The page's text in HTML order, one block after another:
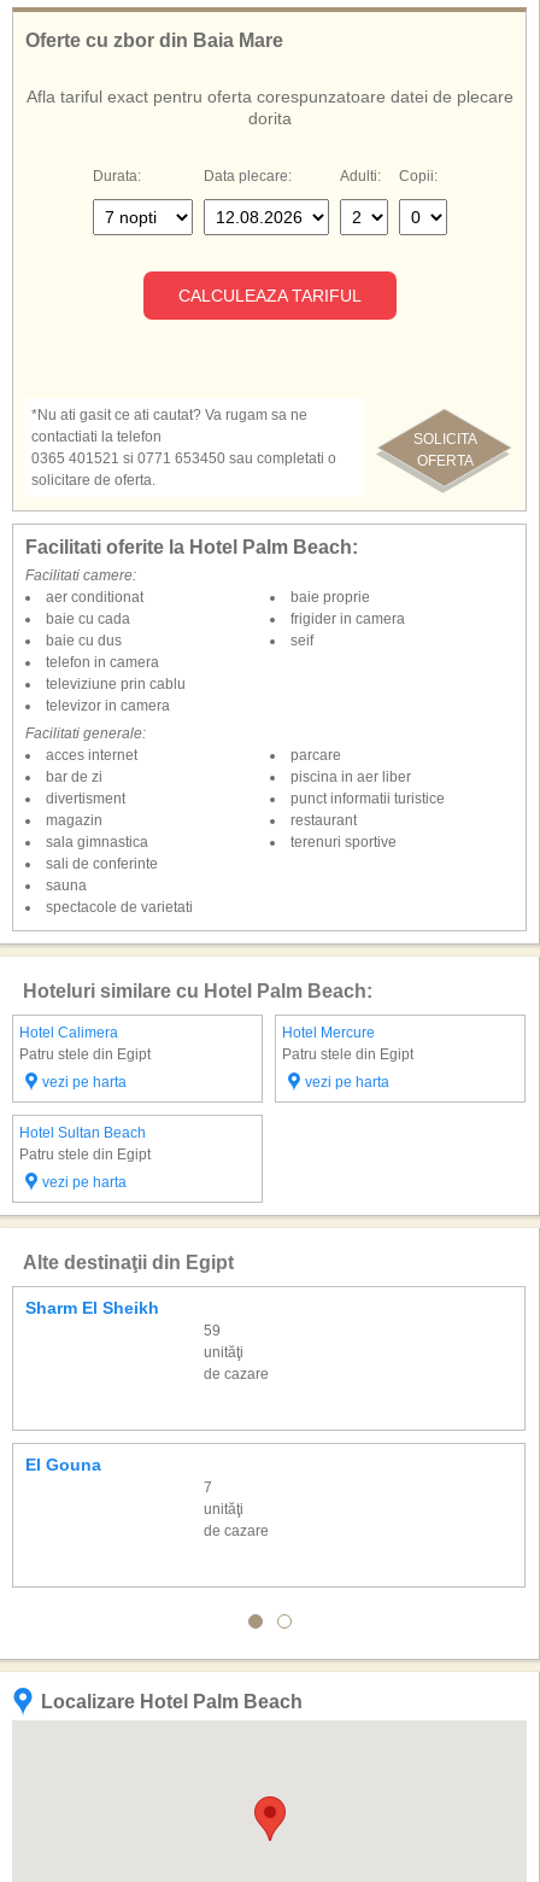
tenis de camp in timpul zilei si mini fotbal.
Hotelul Palm Beach ofera servicii cu all inclusive.
Hotel Palm Beach Hurghada
Oferte cu zbor din Baia Mare
Afla tariful exact pentru oferta corespunzatoare datei de plecare
dorita
Durata: Data plecare: Adulti: Copii:
CALCULEAZA TARIFUL
SOLICITA
OFERTA
*Nu ati gasit ce ati cautat? Va rugam sa ne
contactiati la telefon
0365 401521 si 0771 653450 sau completati o
solicitare de oferta.
Facilitati oferite la Hotel Palm Beach:
Facilitati camere:
aer conditionat
baie cu cada
baie cu dus
baie proprie
frigider in camera
seif
telefon in camera
televiziune prin cablu
televizor in camera
Facilitati generale:
acces internet
bar de zi
divertisment
magazin
parcare
piscina in aer liber
punct informatii turistice
restaurant
sala gimnastica
sali de conferinte
sauna
spectacole de varietati
terenuri sportive
Hoteluri similare cu Hotel Palm Beach:
Hotel Calimera
Patru stele din Egipt
vezi pe harta
Hotel Mercure
Patru stele din Egipt
vezi pe harta
Hotel Sultan Beach
Patru stele din Egipt
vezi pe harta
Alte destinaţii din Egipt
Sharm El Sheikh
59
unităţi
de cazare
El Gouna
7
unităţi
de cazare
Localizare Hotel Palm Beach